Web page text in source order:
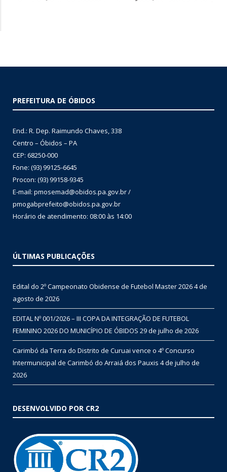
PREFEITURA DE ÓBIDOS
End.: R. Dep. Raimundo Chaves, 338
Centro – Óbidos – PA
CEP: 68250-000
Fone: (93) 99125-6645
Procon: (93) 99158-9345
E-mail: pmosemad@obidos.pa.gov.br /
pmogabprefeito@obidos.pa.gov.br
Horário de atendimento: 08:00 às 14:00
ÚLTIMAS PUBLICAÇÕES
Edital do 2º Campeonato Obidense de Futebol Master 20264 de
agosto de 2026
EDITAL Nº 001/2026 – III COPA DA INTEGRAÇÃO DE FUTEBOL
FEMININO 2026 DO MUNICÍPIO DE ÓBIDOS 29 de julho de 2026
Carimbó da Terra do Distrito de Curuai vence o 4º Concurso
Intermunicipal de Carimbó do Arraiá dos Pauxis 4 de julho de
2026
DESENVOLVIDO POR CR2